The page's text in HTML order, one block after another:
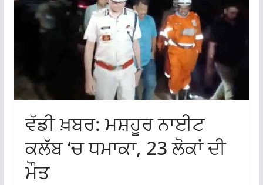
ਵੱਡੀ ਖ਼ਬਰ: ਮਸ਼ਹੂਰ ਨਾਈਟ
ਕਲੱਬ ‘ਚ ਧਮਾਕਾ, 23 ਲੋਕਾਂ ਦੀ
ਮੌਤ